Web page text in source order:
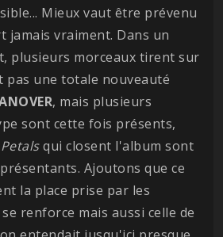
Mieux vaut être prévenu
jamais vraiment. Dans un
plusieurs morceaux tirent sur
pas une totale nouveauté
, mais plusieurs
sont cette fois présents,
Petalsqui closent l'album sont
Ajoutons que ce
la place prise par les
renforce mais aussi celle de